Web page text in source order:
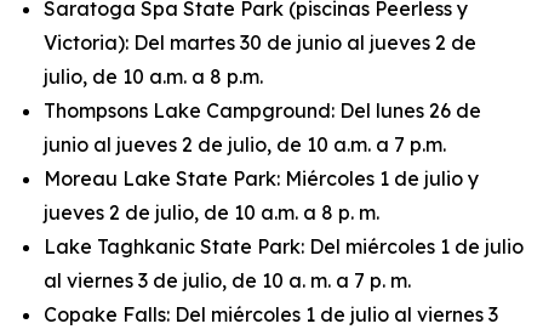
Saratoga Spa State Park (piscinas Peerless y
Victoria): Del martes 30 de junio al jueves 2 de
julio, de 10 a.m. a 8 p.m.
Thompsons Lake Campground: Del lunes 26 de
junio al jueves 2 de julio, de 10 a.m. a 7 p.m.
Moreau Lake State Park: Miércoles 1 de julio y
jueves 2 de julio, de 10 a.m. a 8 p. m.
Lake Taghkanic State Park: Del miércoles 1 de julio
al viernes 3 de julio, de 10 a. m. a 7 p. m.
Copake Falls: Del miércoles 1 de julio al viernes 3